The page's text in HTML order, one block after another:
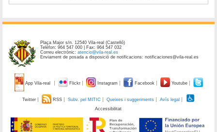
Plaça Major s/n. 12540 Vila-real (Castelló)
Telèfon: 964 547 000 | Fax: 964 547 032
Correu electrònic:atencio@vila-real.es
Enviament de posada a disposició de notificacions: notificaciones@vila-real.es
App Vila-real Flickr Instagram Facebook Youtube
Twitter RSS Subv. pel MITIC Queixes i suggeriments
Avís legal
Accessibilitat